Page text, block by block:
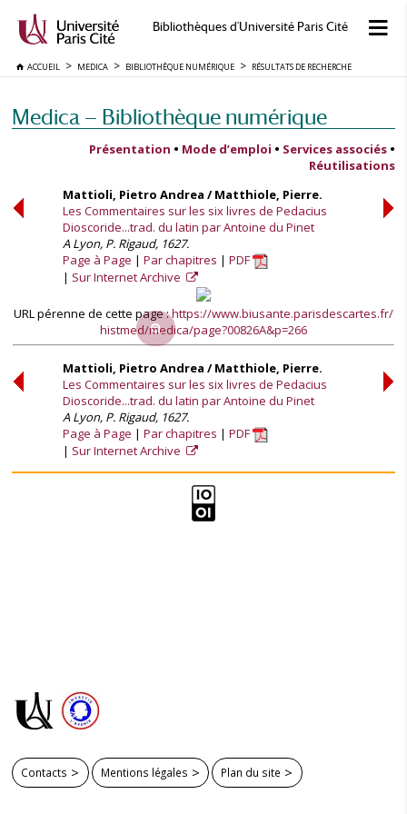
Bibliothèques d'Université Paris Cité
ACCUEIL MEDICA BIBLIOTHÈQUE NUMÉRIQUE RÉSULTATS DE RECHERCHE
Medica — Bibliothèque numérique
Présentation • Mode d’emploi • Services associés •
Réutilisations
Mattioli, Pietro Andrea / Matthiole, Pierre.
Les Commentaires sur les six livres de Pedacius
Dioscoride...trad. du latin par Antoine du Pinet
A Lyon, P. Rigaud, 1627.
Page à Page
Par chapitres
PDF
Sur Internet Archive
URL pérenne de cette page :https://www.biusante.parisdescartes.fr/
histmed/medica/page?00826A&p=266
Mattioli, Pietro Andrea / Matthiole, Pierre.
Les Commentaires sur les six livres de Pedacius
Dioscoride...trad. du latin par Antoine du Pinet
A Lyon, P. Rigaud, 1627.
Page à Page
Par chapitres
PDF
Sur Internet Archive
Contacts Mentions légales Plan du site